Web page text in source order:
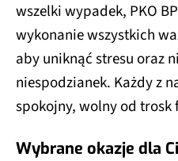
wszelki wypadek, PKO
wykonanie wszystkich
aby uniknąć stresu oraz
niespodzianek. Każdy z
spokojny, wolny od trosk
Wybrane okazje dla